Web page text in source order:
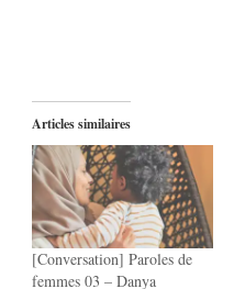
Articles similaires
[Conversation] Paroles de
femmes 03 – Danya